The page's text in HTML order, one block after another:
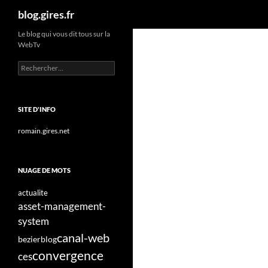
Aller
contenu
blog.gires.fr
Le blog qui vous dit tous sur la
WebTv
Rechercher :
SITE D'INFO
romain.gires.net
NUAGE DE MOTS
actualite
asset-management-
system
bezierblogcanal-web
cesconvergence